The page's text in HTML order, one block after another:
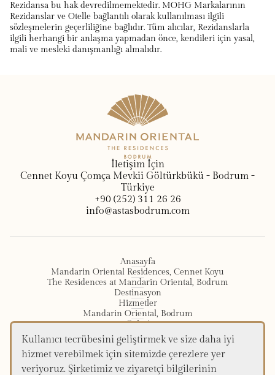
Kullanıcı tecrübesini geliştirmek ve size daha iyi
hizmet verebilmek için sitemizde çerezlere yer
veriyoruz. Şirketimiz ve ziyaretçi bilgilerinin
Rezidansa bu hak devredilmemektedir. MOHG Markalarının
Rezidanslar ve Otelle bağlantılı olarak kullanılması ilgili
sözleşmelerin geçerliliğine bağlıdır. Tüm alıcılar, Rezidanslarla
ilgili herhangi bir anlaşma yapmadan önce, kendileri için yasal,
mali ve mesleki danışmanlığı almalıdır.
İletişim İçin
Cennet Koyu Çomça Mevkii Göltürkbükü - Bodrum -
Türkiye
+90 (252) 311 26 26
info@astasbodrum.com
Anasayfa
Mandarin Oriental Residences, Cennet Koyu
The Residences at Mandarin Oriental, Bodrum
Destinasyon
Hizmetler
Mandarin Oriental, Bodrum
Galeri
İletişim